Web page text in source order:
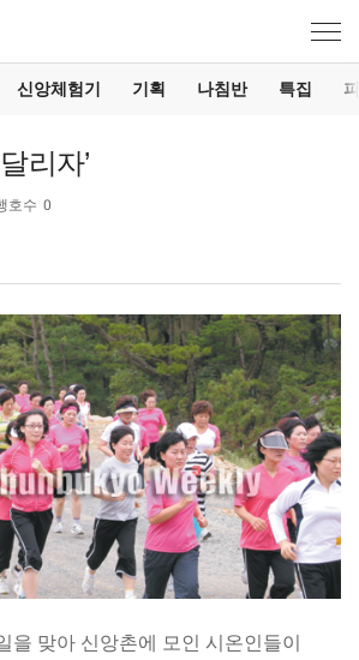
신앙체험기 기획 나침반 특집
리자’
호수 0
을 맞아 신앙촌에 모인 시온인들이